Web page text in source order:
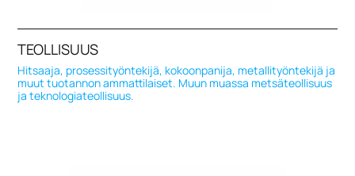
TEOLLISUUS
Hitsaaja, prosessityöntekijä, kokoonpanija, metallityöntekijä ja
muut tuotannon ammattilaiset. Muun muassa metsäteollisuus
ja teknologiateollisuus.